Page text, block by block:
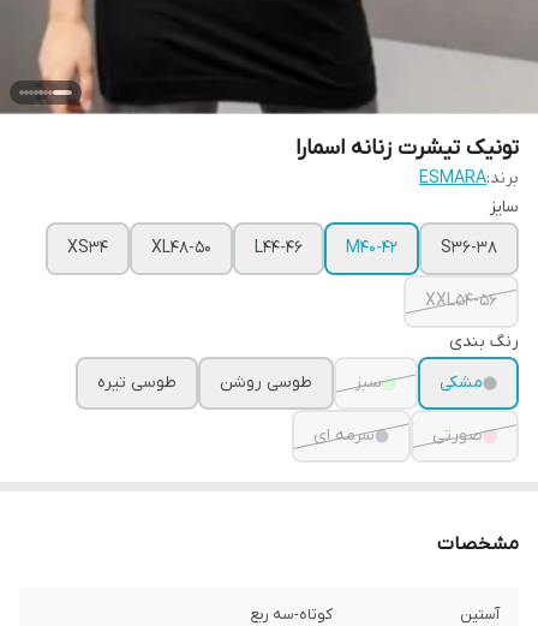
تونیک تیشرت زنانه اسمارا
برند:ESMARA
سایز
S36-38
M40-42
L44-46
XL48-50
XS34
XXL54-56
رنگ بندی
مشکی
سبز طوسی روشن طوسی تیره
صورتی سرمه ای
مشخصات
آستین کوتاه-سه ربع